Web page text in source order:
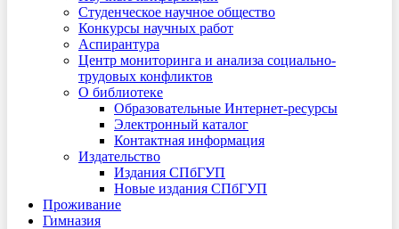
Студенческое научное общество
Конкурсы научных работ
Аспирантура
Центр мониторинга и анализа социально-
трудовых конфликтов
О библиотеке
Образовательные Интернет-ресурсы
Электронный каталог
Контактная информация
Издательство
Издания СПбГУП
Новые издания СПбГУП
Проживание
Гимназия